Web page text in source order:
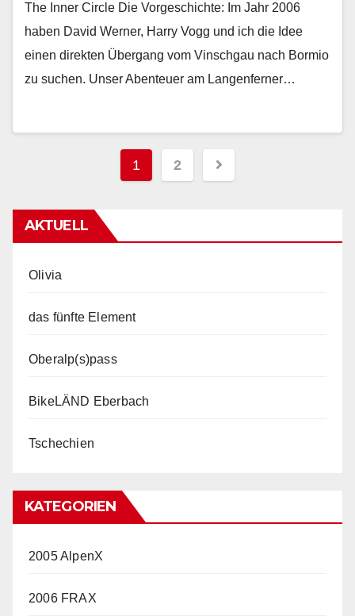
The Inner Circle Die Vorgeschichte: Im Jahr 2006
haben David Werner, Harry Vogg und ich die Idee
einen direkten Übergang vom Vinschgau nach Bormio
zu suchen. Unser Abenteuer am Langenferner…
Beitragsnavigation
1 2
AKTUELL
Olivia
das fünfte Element
Oberalp(s)pass
BikeLÄND Eberbach
Tschechien
KATEGORIEN
2005 AlpenX
2006 FRAX